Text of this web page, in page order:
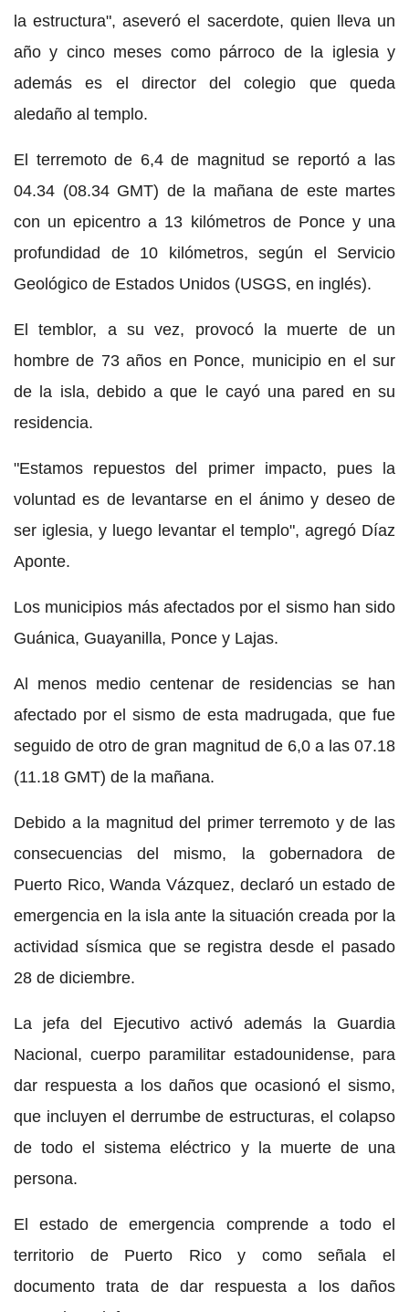
la estructura", aseveró el sacerdote, quien lleva un
año y cinco meses como párroco de la iglesia y
además es el director del colegio que queda
aledaño al templo.
El terremoto de 6,4 de magnitud se reportó a las
04.34 (08.34 GMT) de la mañana de este martes
con un epicentro a 13 kilómetros de Ponce y una
profundidad de 10 kilómetros, según el Servicio
Geológico de Estados Unidos (USGS, en inglés).
El temblor, a su vez, provocó la muerte de un
hombre de 73 años en Ponce, municipio en el sur
de la isla, debido a que le cayó una pared en su
residencia.
"Estamos repuestos del primer impacto, pues la
voluntad es de levantarse en el ánimo y deseo de
ser iglesia, y luego levantar el templo", agregó Díaz
Aponte.
Los municipios más afectados por el sismo han sido
Guánica, Guayanilla, Ponce y Lajas.
Al menos medio centenar de residencias se han
afectado por el sismo de esta madrugada, que fue
seguido de otro de gran magnitud de 6,0 a las 07.18
(11.18 GMT) de la mañana.
Debido a la magnitud del primer terremoto y de las
consecuencias del mismo, la gobernadora de
Puerto Rico, Wanda Vázquez, declaró un estado de
emergencia en la isla ante la situación creada por la
actividad sísmica que se registra desde el pasado
28 de diciembre.
La jefa del Ejecutivo activó además la Guardia
Nacional, cuerpo paramilitar estadounidense, para
dar respuesta a los daños que ocasionó el sismo,
que incluyen el derrumbe de estructuras, el colapso
de todo el sistema eléctrico y la muerte de una
persona.
El estado de emergencia comprende a todo el
territorio de Puerto Rico y como señala el
documento trata de dar respuesta a los daños